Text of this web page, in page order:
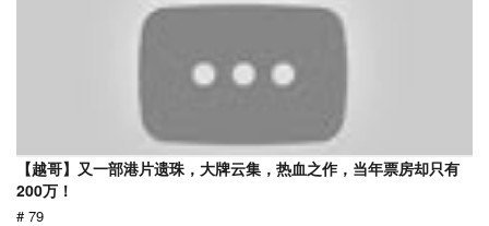
【越哥】又一部港片遗珠，大牌云集，热血之作，当年票房却只有
200万！
# 79